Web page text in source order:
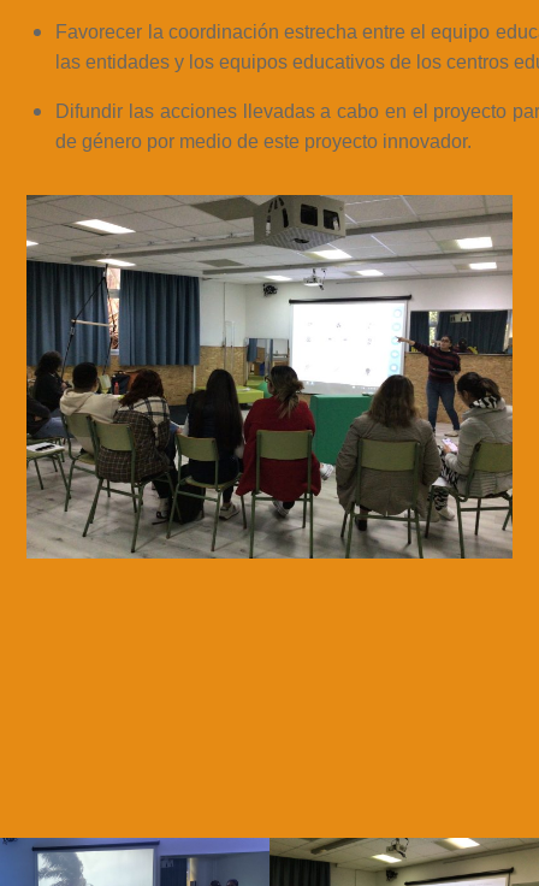
Favorecer la coordinación estrecha entre el equipo
las entidades y los equipos educativos de los centros
Difundir las acciones llevadas a cabo en el proyecto
de género por medio de este proyecto innovador.